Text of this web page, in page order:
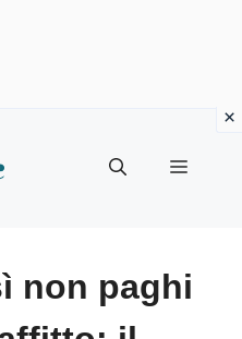
Menu
non paghi